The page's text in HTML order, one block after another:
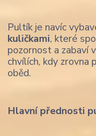
Pultík je navíc
kuličkami, které
pozornost a zabaví
chvílích, kdy zrovna
oběd.
Hlavní přednosti